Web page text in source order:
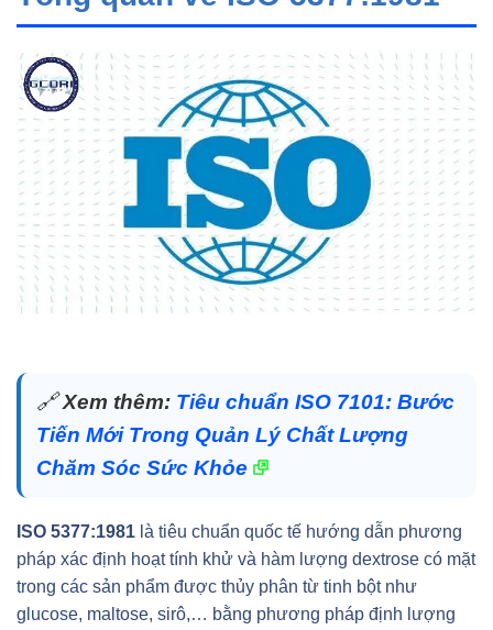
🔗Xem thêm: Tiêu chuẩn ISO 7101: Bước
Tiến Mới Trong Quản Lý Chất Lượng
Chăm Sóc Sức Khỏe
ISO 5377:1981 là tiêu chuẩn quốc tế hướng dẫn phương
pháp xác định hoạt tính khử và hàm lượng dextrose có mặt
trong các sản phẩm được thủy phân từ tinh bột như
glucose, maltose, sirô,… bằng phương pháp định lượng